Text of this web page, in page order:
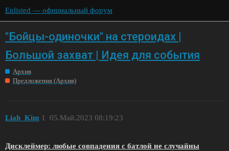
Enlisted — официальный форум
"Бойцы-одиночки" на стероидах |
Большой захват | Идея для события
Архив
Предложения (Архив)
Liah_Kim 05.Май.2023 08:19:23
1
Дисклеймер: любые совпадения с батлой не случайны